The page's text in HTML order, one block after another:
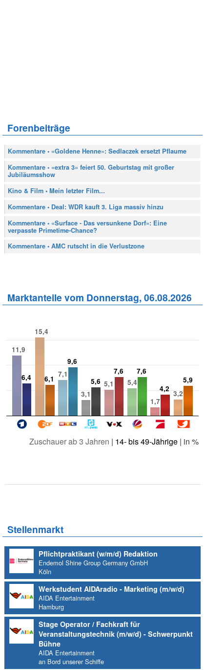
Forenbeiträge
Kommentare • «Goldene Henne»: Sedlaczek ersetzt Pflaume
Kommentare • «extra 3» feiert 50. Geburtstag mit großer
Jubiläumsshow
Kino & Film • Mein letzter Film...
Kommentare • Deal: WDR kauft 3. Liga massiv hinzu
Kommentare • «Surface - Das versunkene Dorf»: Eine
verpasste Primetime-Chance?
Kommentare • AMC rutscht in die Verlustzone
Marktanteile vom Donnerstag, 06.08.2026
11,9
15,4
7,1
3,1
5,1 5,4
1,7
3,2
6,4 6,1
9,6
5,6
7,6
7,6
4,2
5,9
Zuschauer ab 3 Jahren | 14- bis 49-Jährige| in %
Stellenmarkt
Pflichtpraktikant (w/m/d) Redaktion
Endemol Shine Group Germany GmbH
Köln
Werkstudent AIDAradio - Marketing (m/w/d)
AIDA Entertainment
Hamburg
Stage Operator / Fachkraft für
Veranstaltungstechnik (m/w/d) - Schwerpunkt
Bühne
AIDA Entertainment
an Bord unserer Schiffe